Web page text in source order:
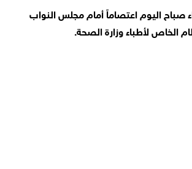
صباح اليوم اعتصاماً أمام مجلس النواب
الخاص لأطباء وزارة الصحة.